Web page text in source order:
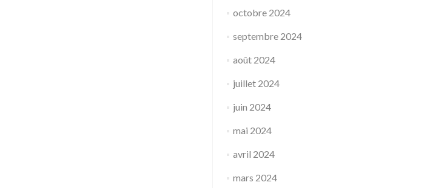
octobre 2024
septembre 2024
août 2024
juillet 2024
juin 2024
mai 2024
avril 2024
mars 2024